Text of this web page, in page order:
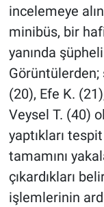
incelemeye
minibüs, bir
yanında
Görüntülerden;
(20), Efe K.
Veysel T. (40)
yaptıkları
tamamını
çıkardıkları
işlemlerinin
Kültür
Ne demişti
Nedir
Popüler
Programlar
Sağlık